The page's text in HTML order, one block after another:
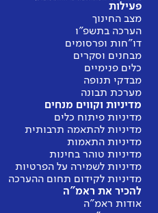
פעילות
מצב החינוך
הערכה בתשפ"ו
דו"חות ופרסומים
מבחנים וסקרים
כלים פנימיים
מבדקי תנופה
מערכת תבונה
מדיניות וקווים מנחים
מדיניות פיתוח כלים
מדיניות להתאמה תרבותית
מדיניות התאמות
מדיניות טוהר בחינות
מדיניות לשמירה על הפרטיות
מדיניות לקידום תחום ההערכה
להכיר את ראמ"ה
אודות ראמ"ה